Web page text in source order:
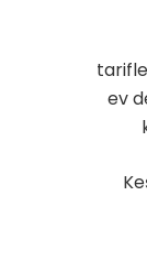
ev